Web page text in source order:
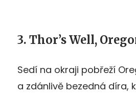
3. Thor’s Well,
Sedí na okraji pobřeží
a zdánlivě bezedná díra,